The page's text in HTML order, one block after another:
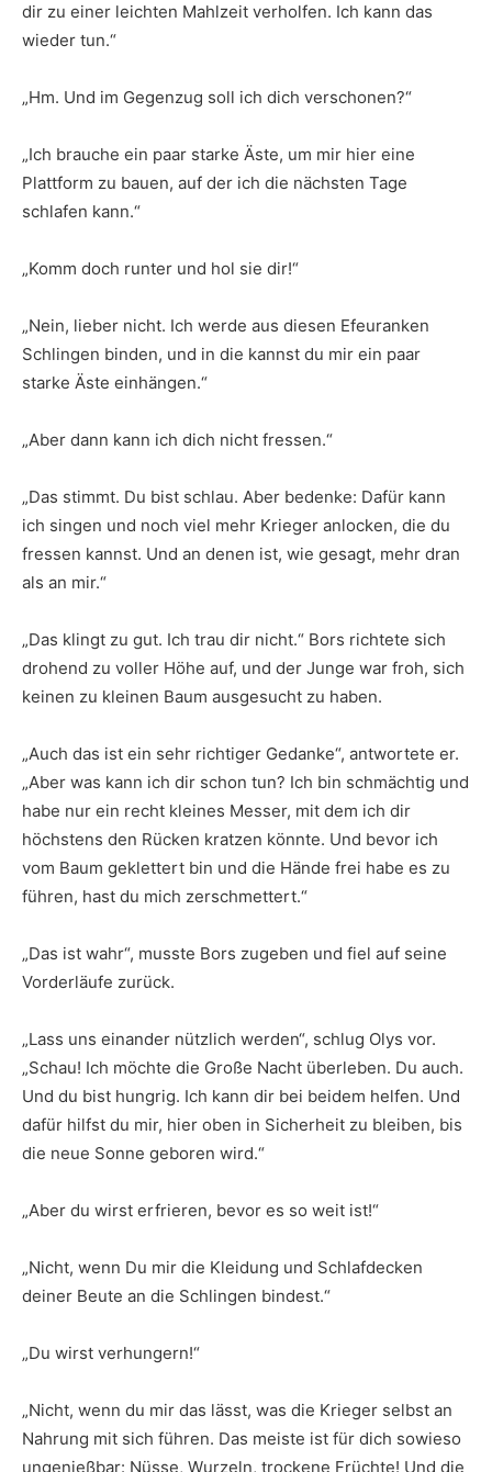
dir zu einer leichten Mahlzeit verholfen. Ich kann das
wieder tun.“
„Hm. Und im Gegenzug soll ich dich verschonen?“
„Ich brauche ein paar starke Äste, um mir hier eine
Plattform zu bauen, auf der ich die nächsten Tage
schlafen kann.“
„Komm doch runter und hol sie dir!“
„Nein, lieber nicht. Ich werde aus diesen Efeuranken
Schlingen binden, und in die kannst du mir ein paar
starke Äste einhängen.“
„Aber dann kann ich dich nicht fressen.“
„Das stimmt. Du bist schlau. Aber bedenke: Dafür kann
ich singen und noch viel mehr Krieger anlocken, die du
fressen kannst. Und an denen ist, wie gesagt, mehr dran
als an mir.“
„Das klingt zu gut. Ich trau dir nicht.“ Bors richtete sich
drohend zu voller Höhe auf, und der Junge war froh, sich
keinen zu kleinen Baum ausgesucht zu haben.
„Auch das ist ein sehr richtiger Gedanke“, antwortete er.
„Aber was kann ich dir schon tun? Ich bin schmächtig und
habe nur ein recht kleines Messer, mit dem ich dir
höchstens den Rücken kratzen könnte. Und bevor ich
vom Baum geklettert bin und die Hände frei habe es zu
führen, hast du mich zerschmettert.“
„Das ist wahr“, musste Bors zugeben und fiel auf seine
Vorderläufe zurück.
„Lass uns einander nützlich werden“, schlug Olys vor.
„Schau! Ich möchte die Große Nacht überleben. Du auch.
Und du bist hungrig. Ich kann dir bei beidem helfen. Und
dafür hilfst du mir, hier oben in Sicherheit zu bleiben, bis
die neue Sonne geboren wird.“
„Aber du wirst erfrieren, bevor es so weit ist!“
„Nicht, wenn Du mir die Kleidung und Schlafdecken
deiner Beute an die Schlingen bindest.“
„Du wirst verhungern!“
„Nicht, wenn du mir das lässt, was die Krieger selbst an
Nahrung mit sich führen. Das meiste ist für dich sowieso
ungenießbar: Nüsse, Wurzeln, trockene Früchte! Und die